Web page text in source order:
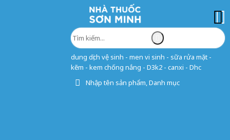
dung dịch vệ sinh - men vi sinh - sữa rửa mặt -
kẽm - kem chống nắng - D3k2 - canxi - Dhc
Nhập tên sản phẩm, Danh mục